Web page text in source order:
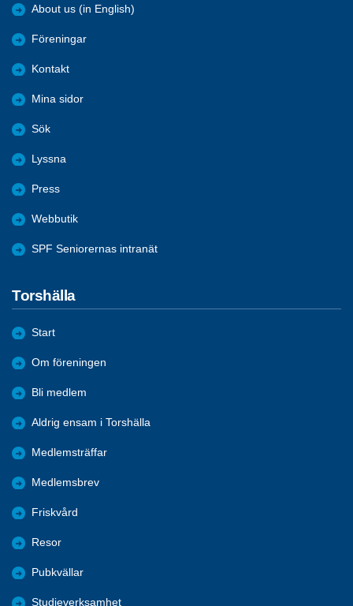
About us (in English)
Föreningar
Kontakt
Mina sidor
Sök
Lyssna
Press
Webbutik
SPF Seniorernas intranät
Torshälla
Start
Om föreningen
Bli medlem
Aldrig ensam i Torshälla
Medlemsträffar
Medlemsbrev
Friskvård
Resor
Pubkvällar
Studieverksamhet